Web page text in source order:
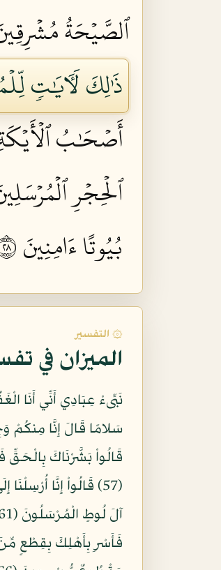
ٱلصَّيۡحَةُ مُشۡرِقِينَ
ذَٰلِكَ لَأٓيَٰتٖ
أَصۡحَٰبُ ٱلۡأَيۡكَةِ
ٱلۡحِجۡرِ ٱلۡمُرۡسَلِينَ
بُيُوتًا ءَامِنِينَ ٨٢
۞ التفسير
الميزان في